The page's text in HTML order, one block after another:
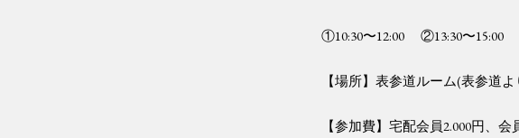
①10:30〜12:00 ②13:30〜15:00
【場所】表参道ルーム(表参道よ
【参加費】宅配会員2.000円、